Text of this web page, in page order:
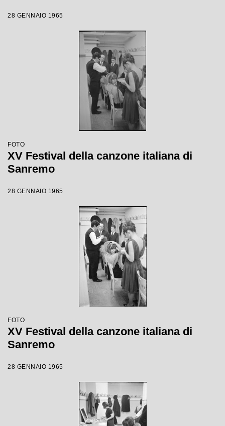
28 GENNAIO 1965
FOTO
XV Festival della canzone italiana di
Sanremo
28 GENNAIO 1965
FOTO
XV Festival della canzone italiana di
Sanremo
28 GENNAIO 1965